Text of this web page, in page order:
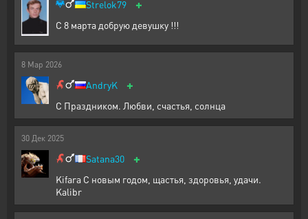
Strelok79 +
С 8 марта добрую девушку !!!
8 Мар 2026
AndryK +
С Праздником. Любви, счастья, солнца
30 Дек 2025
Satana30 +
Kifara С новым годом, щастья, здоровья, удачи.
Kalibr